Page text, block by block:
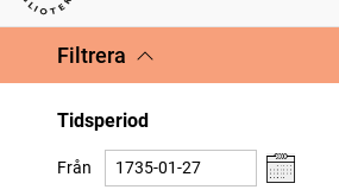
Filtrera
Tidsperiod
Från